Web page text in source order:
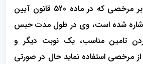
تاثیر‌گذار باشد، علاوه بر مرخصی که در ماده 520 قانون آیین
اشاره شده است، وی در طول مدت حبس
تامین مناسب، یک نوبت دیگر و
به مدت 7 روز از مرخصی استفاده نماید حال در صورتی